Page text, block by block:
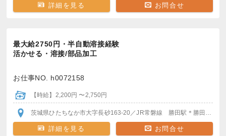
詳細を見る お問合せ
最大給2750円・半自動溶接経験
活かせる・溶接/部品加工
お仕事NO. h0072158
【時給】2,200円 〜2,750円
茨城県ひたちなか市大字長砂163-20／JR常磐線 勝田駅 ＊勝田駅から送迎バスで30分
詳細を見る お問合せ